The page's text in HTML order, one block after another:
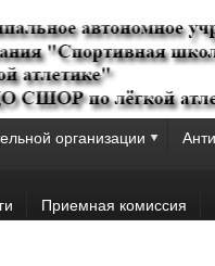
организации
Приемная комиссия